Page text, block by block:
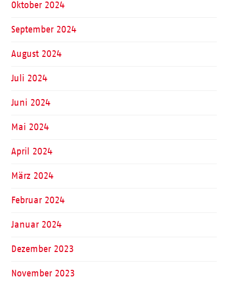
Oktober 2024
September 2024
August 2024
Juli 2024
Juni 2024
Mai 2024
April 2024
März 2024
Februar 2024
Januar 2024
Dezember 2023
November 2023